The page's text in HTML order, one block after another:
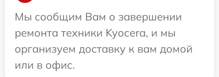
Мы сообщим Вам о завершении
ремонта техники Kyocera, и мы
организуем доставку к вам домой
или в офис.